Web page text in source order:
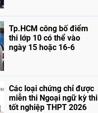
Tp.HCM công bố điểm
thi lớp 10 có thể vào
ngày 15 hoặc 16-6
Các loại chứng chỉ được
miễn thi Ngoại ngữ kỳ thi
tốt nghiệp THPT 2026